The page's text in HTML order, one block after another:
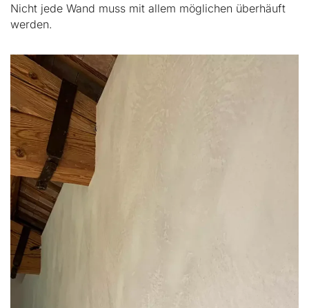
Nicht jede Wand muss mit allem möglichen überhäuft
werden.